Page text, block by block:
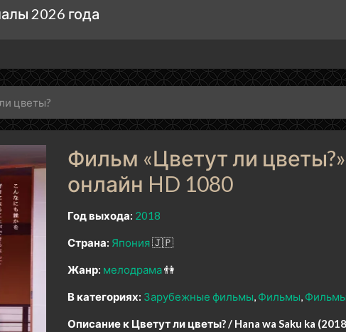
2026 года
цветы?
Фильм «Цветут ли
онлайн HD 1080
Год выхода: 2018
Страна: Япония🇯🇵
Жанр: мелодрама👫
В категориях: Зарубежные фильмы Фильмы
Описание к Цветут ли цветы? / Hana wa Saku ka